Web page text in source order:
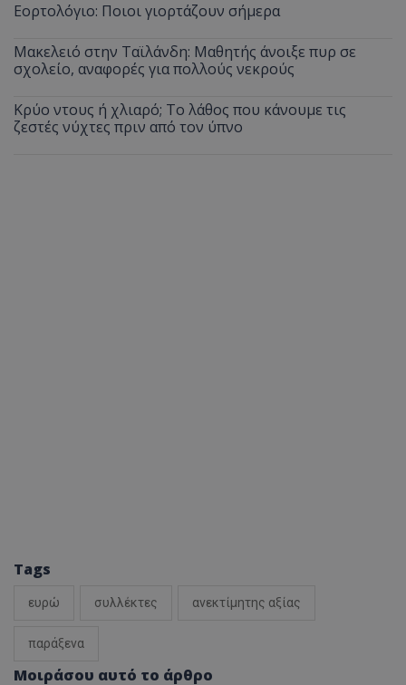
Εορτολόγιο: Ποιοι γιορτάζουν σήμερα
Μακελειό στην Ταϊλάνδη: Μαθητής άνοιξε πυρ σε
σχολείο, αναφορές για πολλούς νεκρούς
Κρύο ντους ή χλιαρό; Το λάθος που κάνουμε τις
ζεστές νύχτες πριν από τον ύπνο
Tags
ευρώ συλλέκτες ανεκτίμητης αξίας
παράξενα
Μοιράσου αυτό το άρθρο